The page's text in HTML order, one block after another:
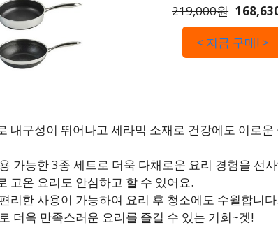
219,000원
< 지금 구매! >
내구성이 뛰어나고 세라믹 소재로 건강에도 이로운
가능한 3종 세트로 더욱 다채로운 요리 경험을 선
고온 요리도 안심하고 할 수 있어요.
리한 사용이 가능하여 요리 후 청소에도 수월합니다.
더욱 만족스러운 요리를 즐길 수 있는 기회~겟!